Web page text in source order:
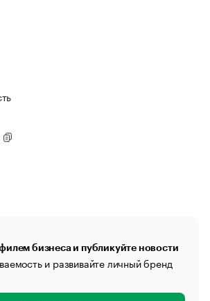
бизнеса и публикуйте новости
и развивайте личный бренд